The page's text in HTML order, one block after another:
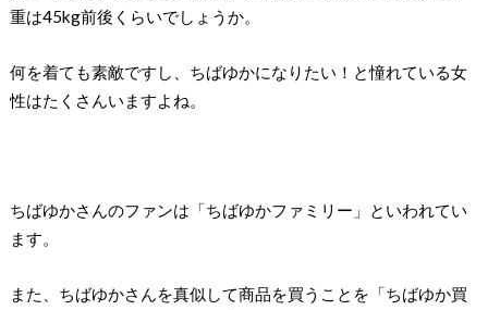
重は45kg前後くらいでしょうか。
何を着ても素敵ですし、ちばゆかになりたい！と憧れている女
性はたくさんいますよね。
ちばゆかさんのファンは「ちばゆかファミリー」といわれてい
ます。
また、ちばゆかさんを真似して商品を買うことを「ちばゆか買